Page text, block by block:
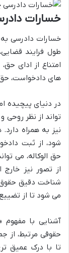
خسارات
خسارات دادرسی
طول فرایند
امتناع از ادای
های دادخواست، حق
در دنیای پیچیده
تواند از نظر روحی
نیز به همراه
شود، از ثبت
حق الوکاله، می
از تصور نیز
شناخت دقیق حقوق
می شود تا از
آشنایی با مفهوم
حقوقی مرتبط، از
تا با درک عمیق